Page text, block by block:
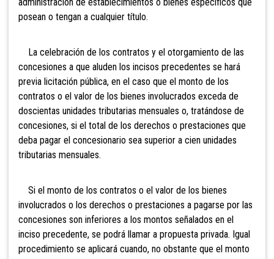
administración de establecimientos o bienes específicos que
posean o tengan a cualquier título.
La celebración de los contratos y el otorgamiento de las
concesiones a que aluden los incisos precedentes se hará
previa licitación pública, en el caso que el monto de los
contratos o el valor de los bienes involucrados exceda de
doscientas unidades tributarias mensuales o, tratándose de
concesiones, si el total de los derechos o prestaciones que
deba pagar el concesionario sea superior a cien unidades
tributarias mensuales.
Si el monto de los contratos o el valor de los bienes
involucrados o los derechos o prestaciones a pagarse por las
concesiones son inferiores a los montos señalados en el
inciso precedente, se podrá llamar a propuesta privada. Igual
procedimiento se aplicará cuando, no obstante que el monto